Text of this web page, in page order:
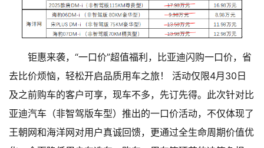
钜惠来袭，“一口价”超值福利，比亚迪闪购一口价，省
去比价烦恼，轻松开启品质用车之旅！ 活动仅限4月30日
及之前购车的客户可享，现车不多，先订先得。此次针对比
亚迪汽车（非智驾版车型）推出的一口价活动，不仅体现了
王朝网和海洋网对用户真诚回馈，更通过全生命周期价值优